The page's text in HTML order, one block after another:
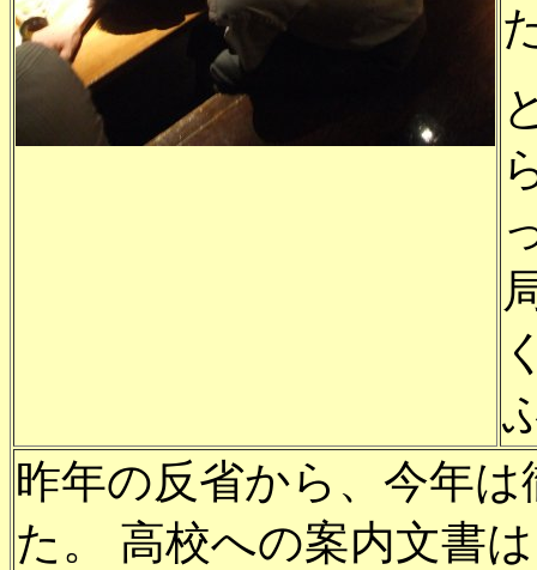
昨年の反省から、今年
た。 高校への案内文書